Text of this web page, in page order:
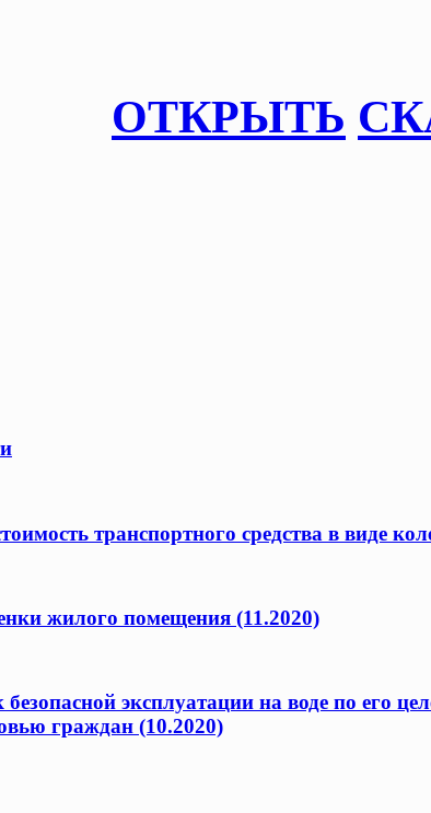
ОТКРЫТЬ
транспортного средства в виде
жилого помещения (11.2020)
эксплуатации на воде по его
граждан (10.2020)